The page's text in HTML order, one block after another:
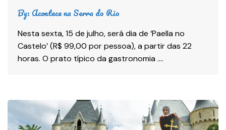
By: Acontece na Serra do Rio
Nesta sexta, 15 de julho, será dia de ‘Paella no
Castelo’ (R$ 99,00 por pessoa), a partir das 22
horas. O prato típico da gastronomia ….